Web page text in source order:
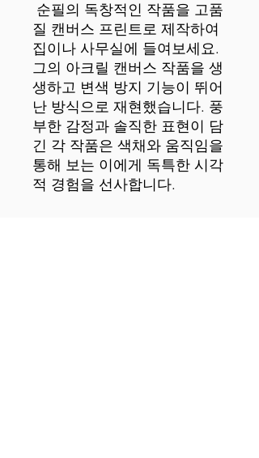
질 캔버스 프린트로 제작하여
집이나 사무실에 들여보세요.
그의 아크릴 캔버스 작품을 생
생하고 변색 방지 기능이 뛰어
난 방식으로 재현했습니다. 풍
부한 감정과 솔직한 표현이 담
긴 각 작품은 색채와 움직임을
통해 보는 이에게 독특한 시각